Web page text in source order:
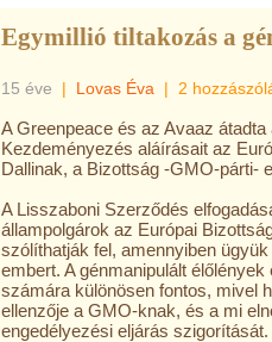
Egymillió tiltakozás a
15 éve | Lovas Éva | 2
A Greenpeace és az Avaaz
Kezdeményezés aláírásait az
Dallinak, a Bizottság -GMO-párti-
A Lisszaboni Szerződés
állampolgárok az Európai
szólíthatják fel, amennyiben
embert. A génmanipulált
számára különösen fontos, mivel
ellenzője a GMO-knak, és a mi
engedélyezési eljárás szigorítását.